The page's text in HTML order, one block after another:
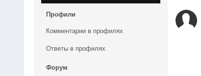
Профили
Комментарии в профилях
Ответы в профилях
Форум